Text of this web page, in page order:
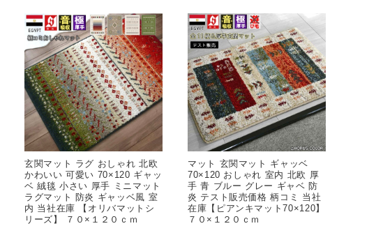
玄関マット ラグ おしゃれ 北欧
かわいい 可愛い 70×120 ギャッ
ベ 絨毯 小さい 厚手 ミニマット
ラグマット 防炎 ギャッベ風 室
内 当社在庫 【オリバマットシ
リーズ】 ７０×１２０ｃｍ
マット 玄関マット ギャッベ
70×120 おしゃれ 室内 北欧 厚
手 青 ブルー グレー ギャベ 防
炎 テスト販売価格 柄コミ 当社
在庫【ピアンキマット70×120】
７０×１２０ｃｍ